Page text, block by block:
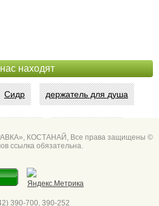
находят
Сидр держатель для душа
КОСТАНАЙ, Все права защищены ©
ссылка обязательна.
390-700, 390-252